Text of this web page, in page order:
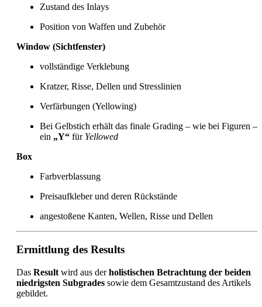
Zustand des Inlays
Position von Waffen und Zubehör
Window (Sichtfenster)
vollständige Verklebung
Kratzer, Risse, Dellen und Stresslinien
Verfärbungen (Yellowing)
Bei Gelbstich erhält das finale Grading – wie bei Figuren –
ein „Y“ für Yellowed
Box
Farbverblassung
Preisaufkleber und deren Rückstände
angestoßene Kanten, Wellen, Risse und Dellen
Ermittlung des Results
Das Result wird aus derholistischen Betrachtung der beiden
niedrigsten Subgrades sowie dem Gesamtzustand des Artikels
gebildet.